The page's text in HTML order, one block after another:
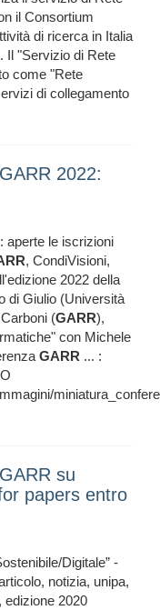
il Consortium
di ricerca in Italia
Il "Servizio di Rete
come "Rete
di collegamento
2022:
aperte le iscrizioni
, CondiVisioni,
2022 della
di Giulio (Università
(GARR),
con Michele
GARR ... :
su
papers entro
Digitale” -
notizia, unipa,
edizione 2020